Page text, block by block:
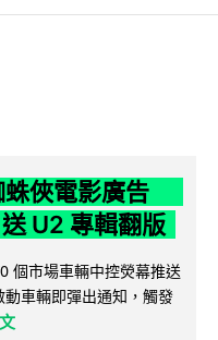
蛛俠電影廣告
U2 專輯翻版
個市場車輛中控熒幕推送
動車輛即彈出通知，觸發